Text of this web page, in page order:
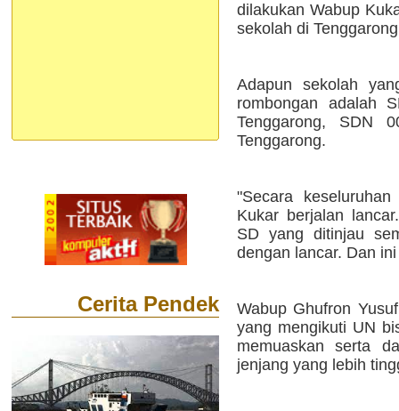
Cerita Pendek
dilakukan Wabup
sekolah di
Adapun sekolah
rombongan adalah
Tenggarong, SDN
Tenggarong.
"Secara
Kukar berjalan
SD yang ditinjau
dengan lancar. Dan
Wabup Ghufron
yang mengikuti UN
memuaskan serta
jenjang yang lebih